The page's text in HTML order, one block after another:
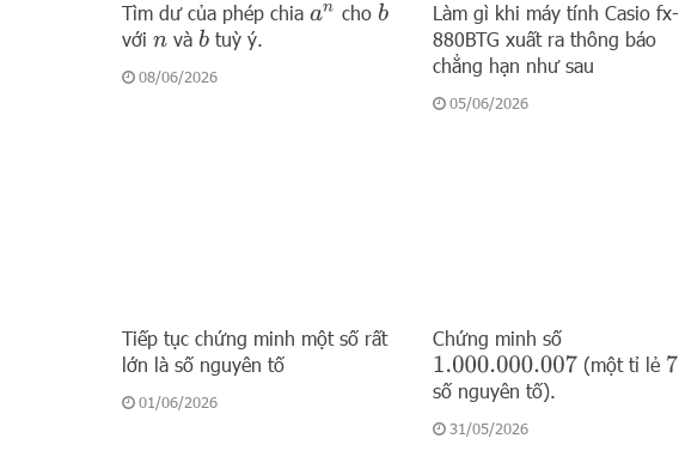
Tìm dư của phép chia an cho b
với n vàb tuỳ ý.
08/06/2026
Làm gì khi máy tính Casio fx-
880BTG xuất ra thông báo
chẳng hạn như sau
05/06/2026
Tiếp tục chứng minh một số rất
lớn là số nguyên tố
01/06/2026
Chứng minh số
1.000.000.007
(một tỉ lẻ 7
số nguyên tố).
31/05/2026